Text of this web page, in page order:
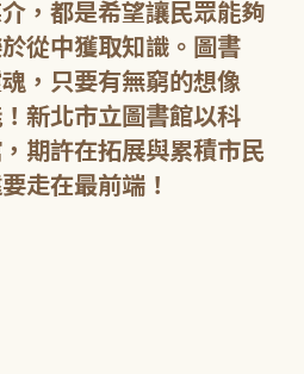
，都是希望讓民眾能夠
從中獲取知識。圖書
，只要有無窮的想像
新北市立圖書館以科
期許在拓展與累積市民
走在最前端！